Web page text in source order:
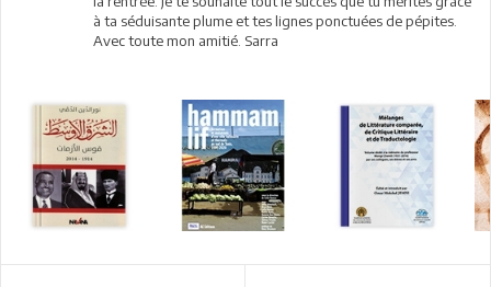
à ta séduisante plume et tes lignes ponctuées de pépites.
Avec toute mon amitié. Sarra